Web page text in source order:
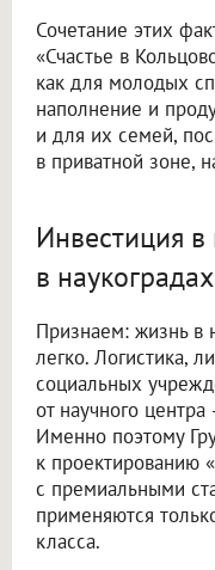
Сочетание этих
«Счастье в
как для молодых
наполнение и
и для их семей,
в приватной зоне,
Инвестиция
в наукоградах
Признаем: жизнь в
легко. Логистика,
социальных
от научного
Именно поэтому
к проектированию
с премиальными
применяются
класса.